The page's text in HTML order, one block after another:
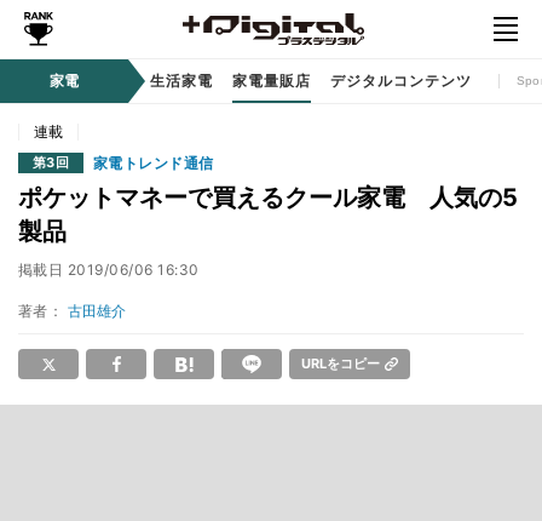
家電
計 / ウェアラブル 生活家電 家電量販店 デジタルコンテンツ
連載
第3回 家電トレンド通信
ポケットマネーで買えるクール家電 人気の5
製品
掲載日 2019/06/06 16:30
著者： 古田雄介
URLをコピー